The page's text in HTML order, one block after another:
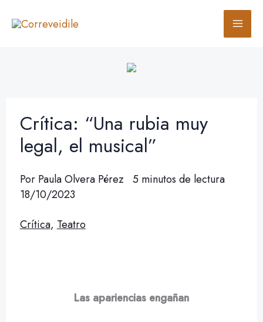
Crítica: “Una rubia muy
legal, el musical”
Por Paula Olvera Pérez
5 minutos de lectura
18/10/2023
Crítica, Teatro
Las apariencias engañan
u